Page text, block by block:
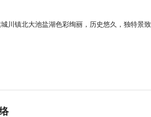
川镇北大池盐湖色彩绚丽，历史悠久，独特景